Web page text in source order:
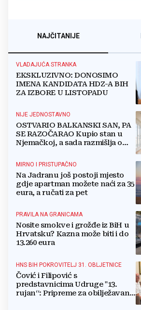
NAJČITANIJE
VLADAJUĆA STRANKA
EKSKLUZIVNO: DONOSIMO
IMENA KANDIDATA HDZ-A BIH
ZA IZBORE U LISTOPADU
NIJE JEDNOSTAVNO
OSTVARIO BALKANSKI SAN, PA
SE RAZOČARAO Kupio stan u
Njemačkoj, a sada razmišlja o
MIRNO I PRISTUPAČNO
Na Jadranu još postoji mjesto
gdje apartman možete naći za 35
eura, a ručati za pet
PRAVILA NA GRANICAMA
Nosite smokve i grožđe iz BiH u
Hrvatsku? Kazna može biti i do
13.260 eura
HNS BIH POKROVITELJ 31. OBLJETNICE
Čović i Filipović s
predstavnicima Udruge "13.
rujan“: Pripreme za obilježavanje